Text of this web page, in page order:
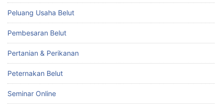
Peluang Usaha Belut
Pembesaran Belut
Pertanian & Perikanan
Peternakan Belut
Seminar Online